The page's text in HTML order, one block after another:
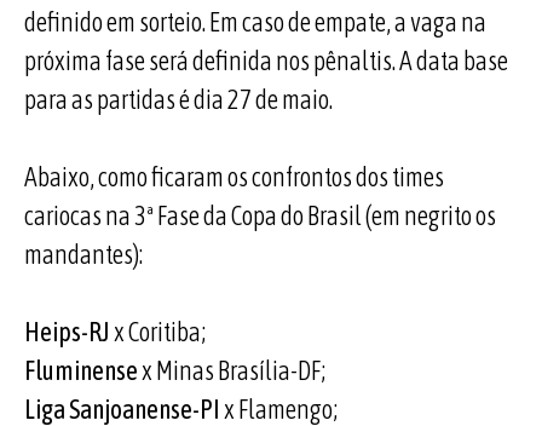
definido em sorteio. Em caso de empate, a vaga na
próxima fase será definida nos pênaltis. A data base
para as partidas é dia 27 de maio.
Abaixo, como ficaram os confrontos dos times
cariocas na 3ª Fase da Copa do Brasil (em negrito os
mandantes):
Heips-RJ x Coritiba;
Fluminense x Minas Brasília-DF;
LigaSanjoanense-PI x Flamengo;